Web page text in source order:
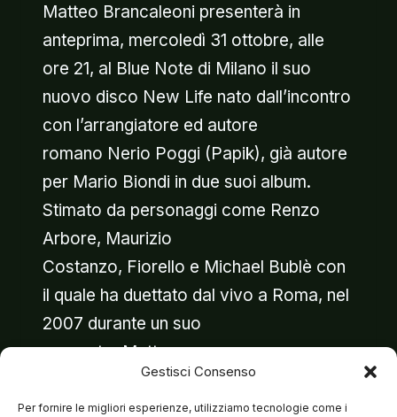
Gestisci Consenso
Per fornire le migliori esperienze, utilizziamo tecnologie come i
Matteo Brancaleoni presenterà in
anteprima, mercoledì 31 ottobre, alle
ore 21, al Blue Note di Milano il suo
nuovo disco New Life nato dall’incontro
con l’arrangiatore ed autore
romano Nerio Poggi (Papik), già autore
per Mario Biondi in due suoi album.
Stimato da personaggi come Renzo
Arbore, Maurizio
Costanzo, Fiorello e Michael Bublè con
il quale ha duettato dal vivo a Roma, nel
2007 durante un suo
concerto, Matteo…